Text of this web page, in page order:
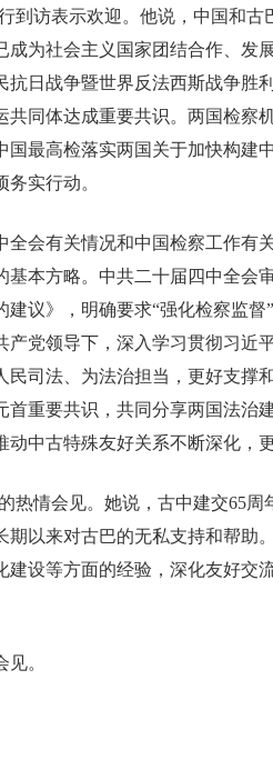
到访表示欢迎。他说，中国和
成为社会主义国家团结合作、发
抗日战争暨世界反法西斯战争胜
共同体达成重要共识。两国检察
国最高检落实两国关于加快构建
实行动。
全会有关情况和中国检察工作有
基本方略。中共二十届四中全会
议》，明确要求“强化检察监
产党领导下，深入学习贯彻习近
民司法、为法治担当，更好支撑
首重要共识，共同分享两国法治
中古特殊友好关系不断深化，
热情会见。她说，古中建交65
期以来对古巴的无私支持和帮助
建设等方面的经验，深化友好交
。